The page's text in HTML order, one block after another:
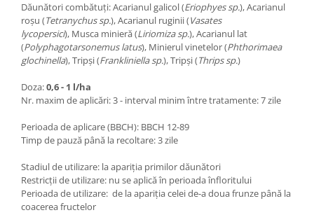
Dăunători combătuți: Acarianul galicol (Eriophyes sp.), Acarianul
roșu (Tetranychus sp.), Acarianul ruginii (Vasates
lycopersici), Musca minieră (Liriomiza sp.), Acarianul lat
(Polyphagotarsonemus latus), Minierul vinetelor (Phthorimaea
glochinella), Tripși (Frankliniella sp.), Tripși (Thrips sp.)
Doza:0,6 - 1 l/ha
Nr. maxim de aplicări: 3 - interval minim între tratamente: 7 zile
Perioada de aplicare (BBCH): BBCH 12-89
Timp de pauză până la recoltare: 3 zile
Stadiul de utilizare: la apariția primilor dăunători
Restricții de utilizare: nu se aplică în perioada înfloritului
Perioada de utilizare: de la apariția celei de-a doua frunze până la
coacerea fructelor